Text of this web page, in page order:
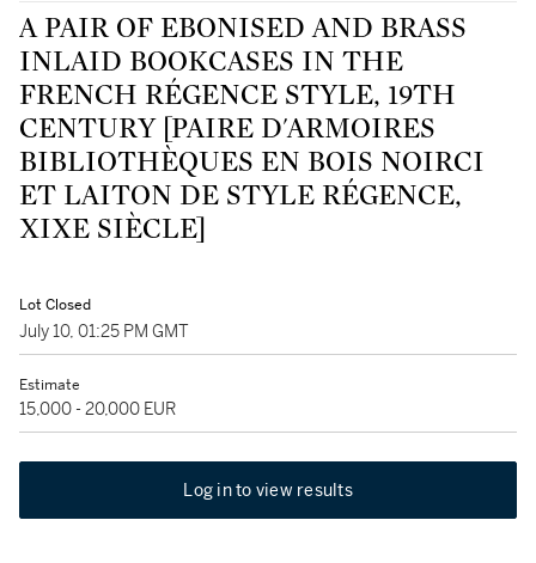
A PAIR OF EBONISED AND BRASS
INLAID BOOKCASES IN THE
FRENCH RÉGENCE STYLE, 19TH
CENTURY [PAIRE D'ARMOIRES
BIBLIOTHÈQUES EN BOIS NOIRCI
ET LAITON DE STYLE RÉGENCE,
XIXE SIÈCLE]
Lot Closed
July 10, 01:25 PM GMT
Estimate
15,000 - 20,000 EUR
Log in to view results